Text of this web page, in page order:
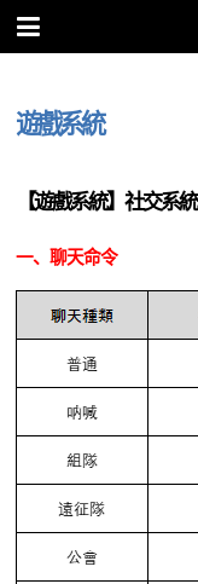
遊戲系統
【遊戲系統】社交系統
一、聊天命令